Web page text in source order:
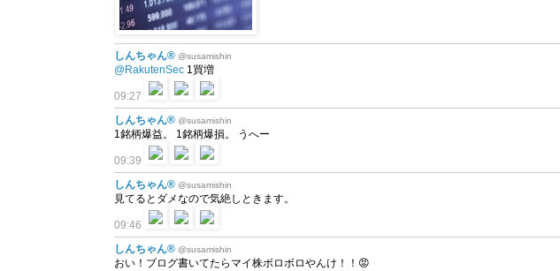
しんちゃん® @susamishin
@RakutenSec 1買増
09:27
しんちゃん® @susamishin
1銘柄爆益。 1銘柄爆損。 うへー
09:39
しんちゃん® @susamishin
見てるとダメなので気絶しときます。
09:46
しんちゃん® @susamishin
おい！ブログ書いてたらマイ株ボロボロやんけ！！😡